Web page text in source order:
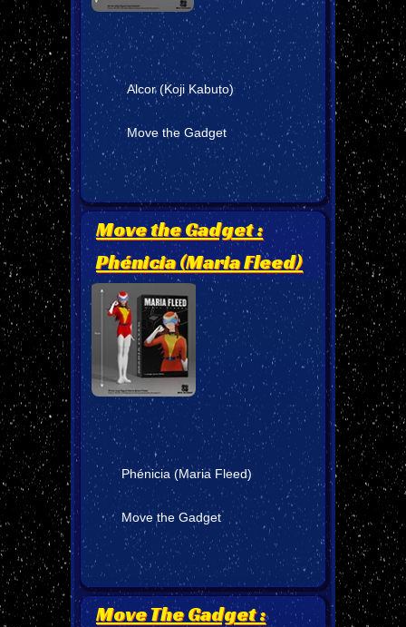
Alcor (Koji Kabuto)
Move the Gadget
Move the Gadget :
Phénicia (Maria Fleed)
Phénicia (Maria Fleed)
Move the Gadget
Move The Gadget :